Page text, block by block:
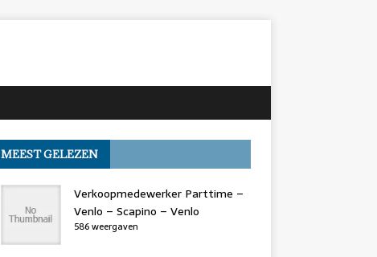
MEEST GELEZEN
Verkoopmedewerker Parttime –
Venlo – Scapino – Venlo
586 weergaven